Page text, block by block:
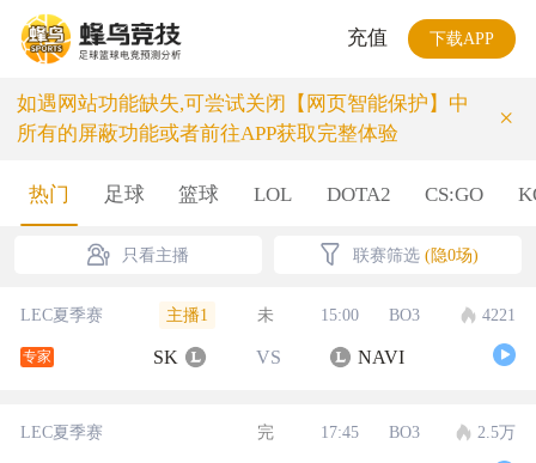
充值 下载APP
如遇网站功能缺失,可尝试关闭【网页智能保护】中
所有的屏蔽功能或者前往APP获取完整体验
×
热门 足球 篮球 LOL DOTA2 CS:GO
只看主播 联赛筛选 (隐0场)
LEC夏季赛 主播1 未 15:00 BO3 4221
专家 SK VS NAVI
LEC夏季赛 完 17:45 BO3 2.5万